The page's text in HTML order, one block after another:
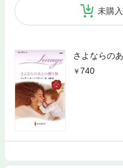
未購
さよならの
740